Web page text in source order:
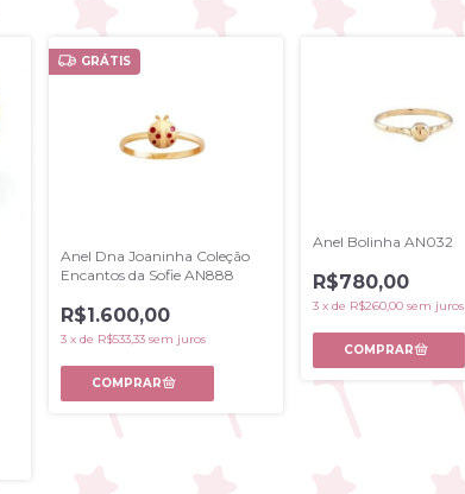
GRÁTIS
Anel Dna Joaninha Coleção
Encantos da Sofie AN888
R$1.600,00
3 xde R$533,33 sem juros
Anel Bolinha AN032
R$780,00
3 x de R$260,00 sem juros